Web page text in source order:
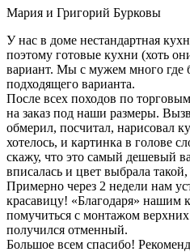
Мария и Григорий Бурковы
У нас в доме нестандартная
поэтому готовые кухни (хоть
вариант. Мы с мужем много где
подходящего варианта.
После всех походов по
на заказ под наши размеры.
обмерил, посчитал, нарисовал
хотелось, и картинка в голове
скажу, что это самый дешевый
вписалась и цвет выбрала
Примерно через 2 недели нам
красавицу! «Благодаря»
помучиться с монтажом
получился отменный.
Большое всем спасибо!